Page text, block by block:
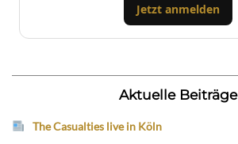
Jetzt anmelden
Aktuelle Beiträge
The Casualties live in Köln